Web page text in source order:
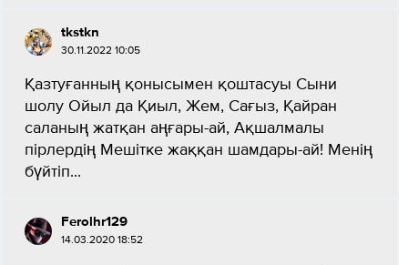
tkstkn
30.11.2022 10:05
Қазтуғанның қонысымен қоштасуы Сыни
шолу Ойыл да Қиыл, Жем, Сағыз, Қайран
саланың жатқан аңғары-ай, Ақшалмалы
пірлердің Мешітке жаққан шамдары-ай! Менің
бүйтіп...
Ferolhr129
14.03.2020 18:52